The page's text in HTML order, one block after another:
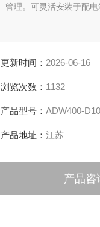
管理。可灵活安装于配
更新时间： 2026-06-16
浏览次数： 1132
产品型号： ADW400-
产品地址： 江苏
产品咨